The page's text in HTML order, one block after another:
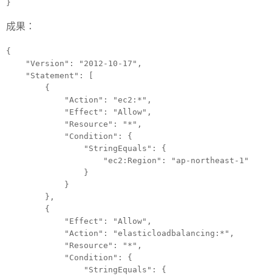
}
成果：
{
"Version": "2012-10-17",
"Statement": [
{
"Action": "ec2:*",
"Effect": "Allow",
"Resource": "*",
"Condition": {
"StringEquals": {
"ec2:Region": "ap-northeast-1"
}
}
},
{
"Effect": "Allow",
"Action": "elasticloadbalancing:*",
"Resource": "*",
"Condition": {
"StringEquals": {